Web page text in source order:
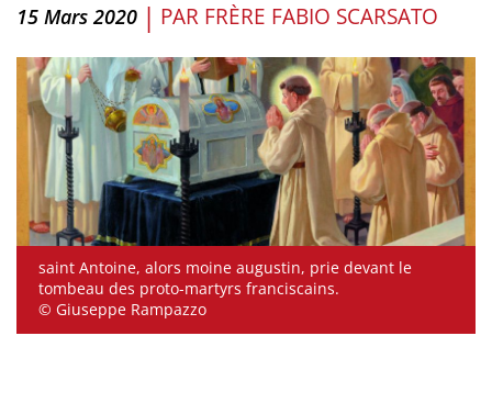
15 Mars 2020 | PAR FRÈRE FABIO SCARSATO
saint Antoine, alors moine augustin, prie devant le
tombeau des proto-martyrs franciscains.
© Giuseppe Rampazzo